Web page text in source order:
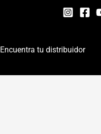
Encuentra tu distribuidor